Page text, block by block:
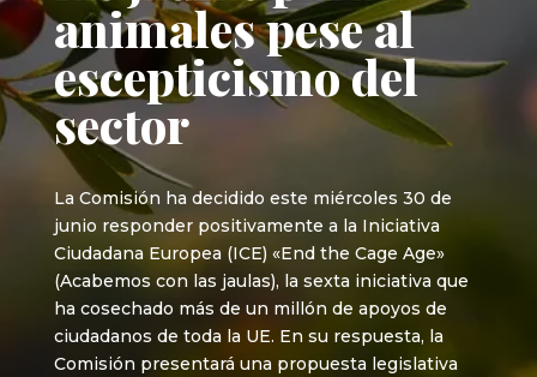
animales pese al
escepticismo del
sector
La Comisión ha decidido este miércoles 30 de
junio responder positivamente a la Iniciativa
Ciudadana Europea (ICE) «End the Cage Age»
(Acabemos con las jaulas), la sexta iniciativa que
ha cosechado más de un millón de apoyos de
ciudadanos de toda la UE. En su respuesta, la
Comisión presentará una propuesta legislativa